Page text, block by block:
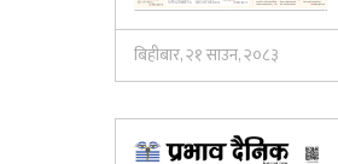
बिहीबार, २१ साउन, २०८३